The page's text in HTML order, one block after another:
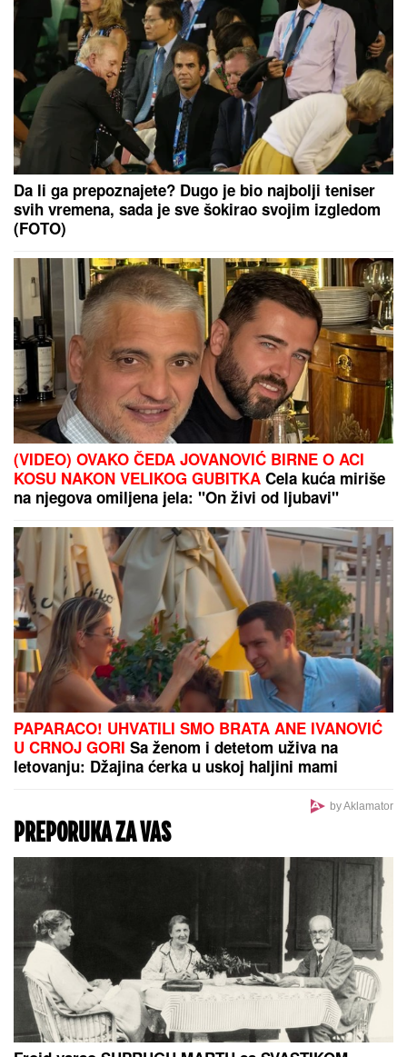
nosače aviona
Ovo je prelepa Džulisa: Kada je
shvatila kakav joj je dečko, htela je
da raskine, ali je to platila glavom
(VIDEO) PRAVILA HAOS U ELITI 9, SAD POSTAJE
PEVAČICASnimak uzburkao mreže, silikoni u
prvom planu: O njenom skandalu sa 20 godina
starijim brujao Balkan
PREOKRET U MAĐARSKOJ:Mađar
povukao ključan potez - Andraš Baka
prihvatio nominaciju za predsednika
Da li ga prepoznajete? Dugo je bio najbolji teniser
svih vremena, sada je sve šokirao svojim izgledom
(FOTO)